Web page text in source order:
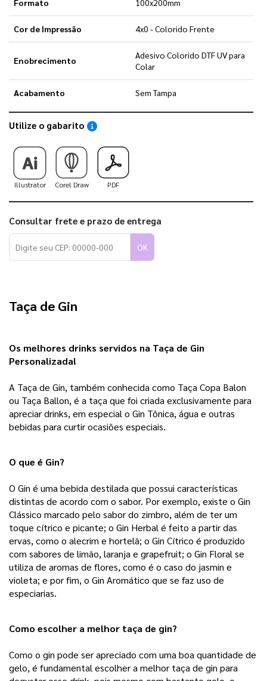
Cor de Impressão 4x0 - Colorido Frente
Enobrecimento
Adesivo Colorido DTF UV para
Colar
Acabamento Sem Tampa
Utilize o gabarito Saiba como utilizar os nossos gabaritos
Illustrator Corel Draw PDF
Consultar frete e prazo de entrega
OK
Taça de Gin
Os melhores drinks servidos na Taça de Gin
Personalizada!
A Taça de Gin, também conhecida como Taça Copa Balon
ou Taça Ballon, é a taça que foi criada exclusivamente para
apreciar drinks, em especial o Gin Tônica, água e outras
bebidas para curtir ocasiões especiais.
O que é Gin?
O Gin é uma bebida destilada que possui características
distintas de acordo com o sabor. Por exemplo, existe o Gin
Clássico marcado pelo sabor do zimbro, além de ter um
toque cítrico e picante; o Gin Herbal é feito a partir das
ervas, como o alecrim e hortelã; o Gin Cítrico é produzido
com sabores de limão, laranja e grapefruit; o Gin Floral se
utiliza de aromas de flores, como é o caso do jasmin e
violeta; e por fim, o Gin Aromático que se faz uso de
especiarias.
Como escolher a melhor taça de gin?
Como o gin pode ser apreciado com uma boa quantidade de
gelo, é fundamental escolher a melhor taça de gin para